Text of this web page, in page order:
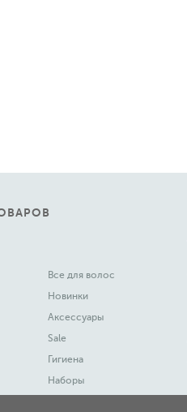
Все для волос
Новинки
Аксессуары
Sale
Гигиена
Наборы